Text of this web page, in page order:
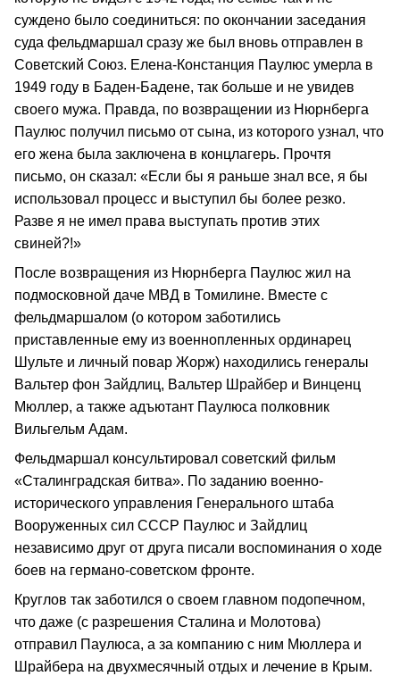
суждено было соединиться: по окончании заседания
суда фельдмаршал сразу же был вновь отправлен в
Советский Союз. Елена-Констанция Паулюс умерла в
1949 году в Баден-Бадене, так больше и не увидев
своего мужа. Правда, по возвращении из Нюрнберга
Паулюс получил письмо от сына, из которого узнал, что
его жена была заключена в концлагерь. Прочтя
письмо, он сказал: «Если бы я раньше знал все, я бы
использовал процесс и выступил бы более резко.
Разве я не имел права выступать против этих
свиней?!»
После возвращения из Нюрнберга Паулюс жил на
подмосковной даче МВД в Томилине. Вместе с
фельдмаршалом (о котором заботились
приставленные ему из военнопленных ординарец
Шульте и личный повар Жорж) находились генералы
Вальтер фон Зайдлиц, Вальтер Шрайбер и Винценц
Мюллер, а также адъютант Паулюса полковник
Вильгельм Адам.
Фельдмаршал консультировал советский фильм
«Сталинградская битва». По заданию военно-
исторического управления Генерального штаба
Вооруженных сил СССР Паулюс и Зайдлиц
независимо друг от друга писали воспоминания о ходе
боев на германо-советском фронте.
Круглов так заботился о своем главном подопечном,
что даже (c разрешения Сталина и Молотова)
отправил Паулюса, а за компанию с ним Мюллера и
Шрайбера на двухмесячный отдых и лечение в Крым.